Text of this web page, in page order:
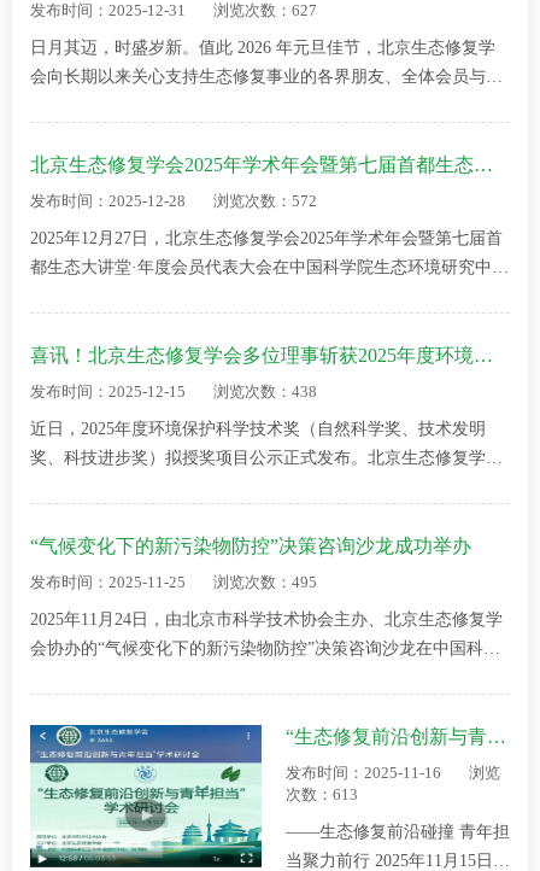
发布时间：2025-12-31 浏览次数：627
日月其迈，时盛岁新。值此 2026 年元旦佳节，北京生态修复学
会向长期以来关心支持生态修复事业的各界朋友、全体会员与行
北京生态修复学会2025年学术年会暨第七届首都生态大讲堂·年度会员代表大会成功举办
发布时间：2025-12-28 浏览次数：572
2025年12月27日，北京生态修复学会2025年学术年会暨第七届首
都生态大讲堂·年度会员代表大会在中国科学院生态环境研究中心
喜讯！北京生态修复学会多位理事斩获2025年度环境保护科学技术奖
发布时间：2025-12-15 浏览次数：438
近日，2025年度环境保护科学技术奖（自然科学奖、技术发明
奖、科技进步奖）拟授奖项目公示正式发布。北京生态修复学会
“气候变化下的新污染物防控”决策咨询沙龙成功举办
发布时间：2025-11-25 浏览次数：495
2025年11月24日，由北京市科学技术协会主办、北京生态修复学
会协办的“气候变化下的新污染物防控”决策咨询沙龙在中国科学
“生态修复前沿创新与青年担当”学术研讨会成功举办
发布时间：2025-11-16
浏览
次数：613
——生态修复前沿碰撞 青年担
当聚力前行 2025年11月15日，